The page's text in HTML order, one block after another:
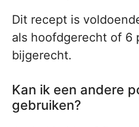
Dit recept is
als hoofdgerecht of 6
bijgerecht.
Kan ik een andere
gebruiken?